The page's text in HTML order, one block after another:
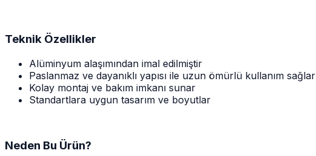
Teknik Özellikler
Alüminyum alaşımından imal edilmiştir
Paslanmaz ve dayanıklı yapısı ile uzun ömürlü kullanım sağlar
Kolay montaj ve bakım imkanı sunar
Standartlara uygun tasarım ve boyutlar
Neden Bu Ürün?